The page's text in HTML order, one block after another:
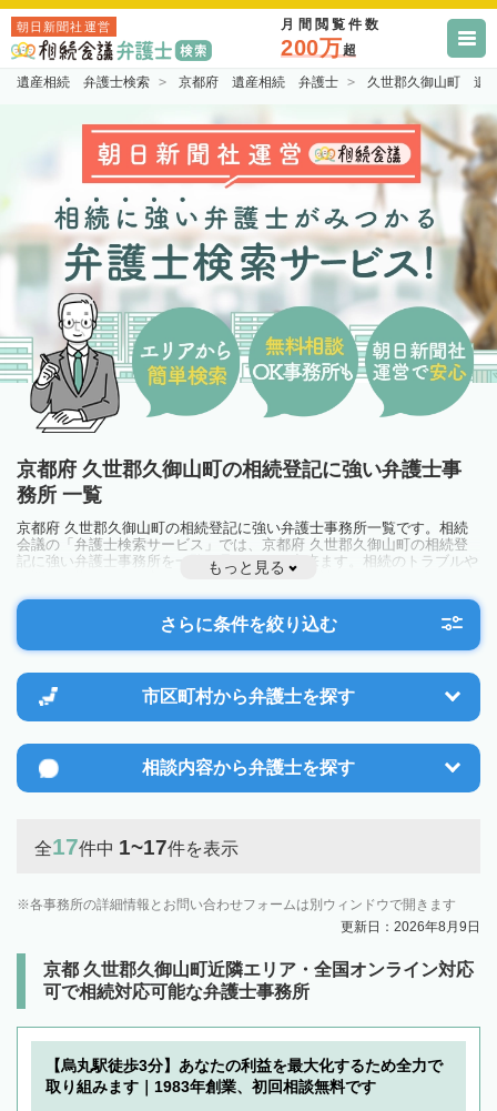
朝日新聞社運営 月間閲覧件数
200万超
遺産相続 弁護士検索 京都府 遺産相続 弁護士 久世郡久御山町 遺
京都府 久世郡久御山町の相続登記に強い弁護士事
務所 一覧
京都府 久世郡久御山町の相続登記に強い弁護士事務所一覧です。相続
会議の「弁護士検索サービス」では、京都府 久世郡久御山町の相続登
記に強い弁護士事務所を一覧で見ることが出来ます。相続のトラブルや
お悩みを抱えている方は一度近隣の弁護士に相談してみましょう。
もっと見る
さらに条件を絞り込む
市区町村から弁護士を探す
相談内容から弁護士を探す
全17件中 1~17件を表示
各事務所の詳細情報とお問い合わせフォームは別ウィンドウで開きます
更新日：2026年8月9日
京都 久世郡久御山町近隣エリア・全国オンライン対応
可で相続対応可能な弁護士事務所
【烏丸駅徒歩3分】あなたの利益を最大化するため全力で
取り組みます｜1983年創業、初回相談無料です